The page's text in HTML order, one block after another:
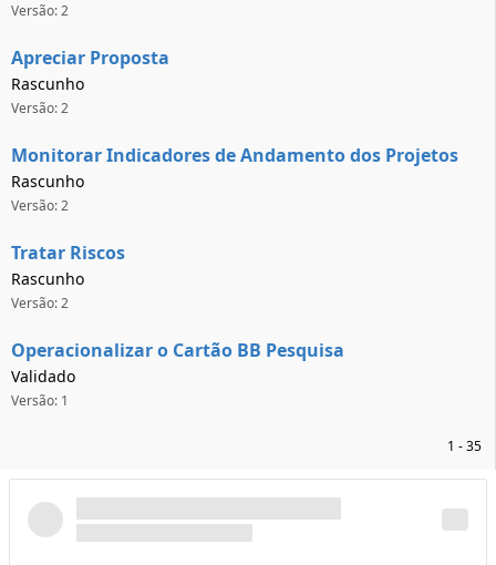
Versão: 2
Apreciar Proposta
Rascunho
Versão: 2
Monitorar Indicadores de Andamento dos Projetos
Rascunho
Versão: 2
Tratar Riscos
Rascunho
Versão: 2
Operacionalizar o Cartão BB Pesquisa
Validado
Versão: 1
1 - 35